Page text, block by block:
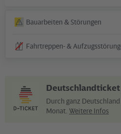
Bauarbeiten & Störungen
Fahrtreppen- &
Deutschlandticket
Durch ganz
Monat. Weitere Infos